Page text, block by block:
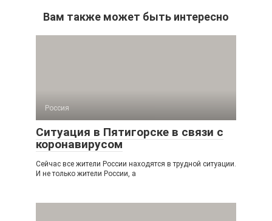
Вам также может быть интересно
Россия
Ситуация в Пятигорске в связи с
коронавирусом
Сейчас все жители России находятся в трудной ситуации.
И не только жители России, а